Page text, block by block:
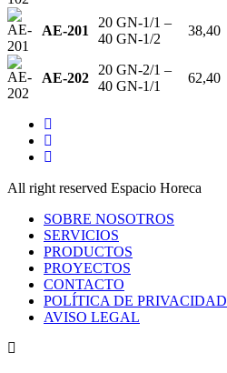
AE-201
20 GN-1/1 –
40 GN-1/2
38,40
AE-202
20 GN-2/1 –
40 GN-1/1
62,40
All right reserved Espacio Horeca
SOBRE NOSOTROS
SERVICIOS
PRODUCTOS
PROYECTOS
CONTACTO
POLÍTICA DE PRIVACIDAD
AVISO LEGAL